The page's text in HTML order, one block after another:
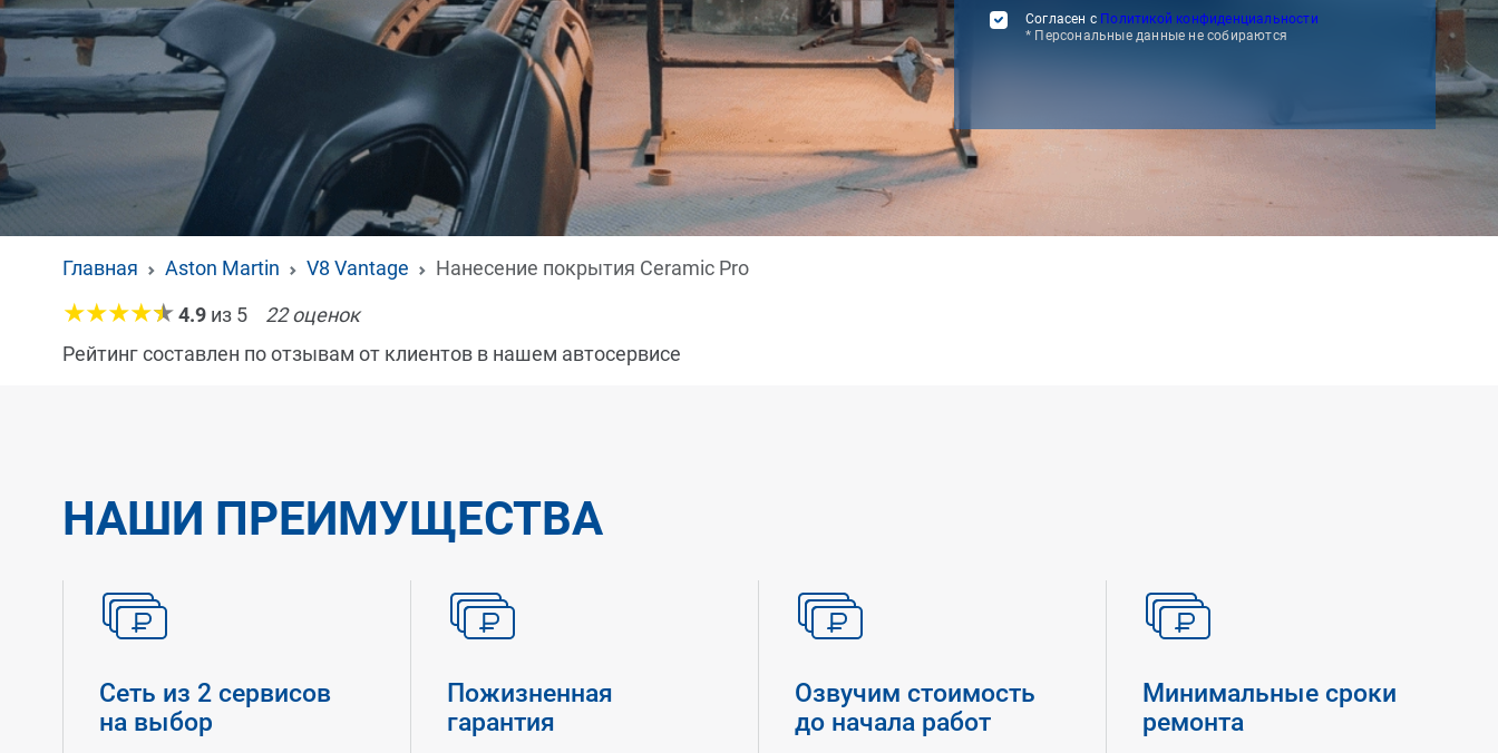
Согласен с Политикой конфиденциальности
* Персональные данные не собираются
Главная Aston Martin V8 Vantage
Нанесение покрытия Ceramic Pro
4.9 из 5 22оценок
Рейтинг составлен по отзывам от клиентов в нашем автосервисе
НАШИ ПРЕИМУЩЕСТВА
Сеть из 2 сервисов
на выбор
Пожизненная
гарантия
Озвучим стоимость
до начала работ
Минимальные сроки
ремонта